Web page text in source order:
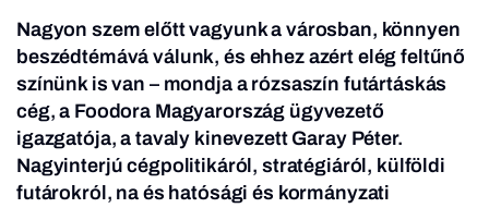
Nagyon szem előtt vagyunk a városban, könnyen
beszédtémává válunk, és ehhez azért elég feltűnő
színünk is van – mondja a rózsaszín futártáskás
cég, a Foodora Magyarország ügyvezető
igazgatója, a tavaly kinevezett Garay Péter.
Nagyinterjú cégpolitikáról, stratégiáról, külföldi
futárokról, na és hatósági és kormányzati